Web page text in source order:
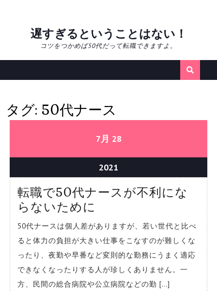
遅すぎるということはない！
コツをつかめば50代だって転職できますよ。
タグ: 50代ナース
7月 28/07/2021
2828/07/2021
2021
転職で50代ナースが不利にな
らないために
職
で
50
代
ナ
50代ナースは個人差がありますが、若い世代と比べ
ると体力の負担が大きい仕事をこなすのが難しくな
ったり、夜勤や早番など変則的な勤務にうまく適応
できなくなったりする人が珍しくありません。一
方、民間の総合病院や公立病院などの勤 […]